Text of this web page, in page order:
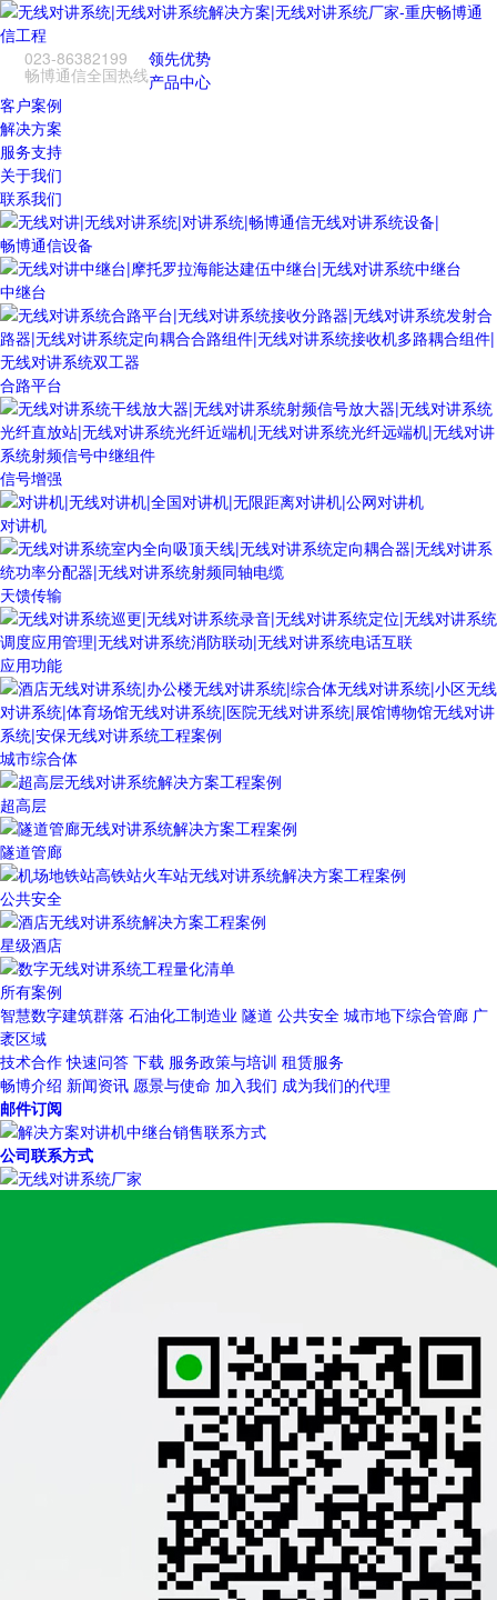
023-86382199
畅博通信全国热线
领先优势
产品中心
客户案例
解决方案
服务支持
关于我们
联系我们
畅博通信设备
中继台
合路平台
信号增强
对讲机
天馈传输
应用功能
城市综合体
超高层
隧道管廊
公共安全
星级酒店
所有案例
智慧数字建筑群落 石油化工制造业 隧道 公共安全 城市地下综合管廊 广
袤区域
技术合作 快速问答 下载 服务政策与培训 租赁服务
畅博介绍 新闻资讯 愿景与使命 加入我们 成为我们的代理
邮件订阅
公司联系方式